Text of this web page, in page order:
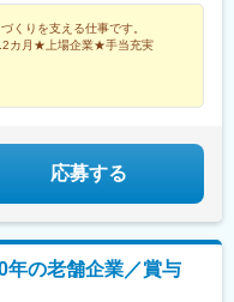
くりを支える仕事です。
カ月★上場企業★手当充実
応募する
年の老舗企業／賞与